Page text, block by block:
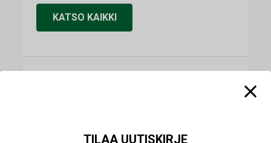
KATSO KAIKKI
käyttöön kiinteistöissä
TILAA UUTISKIRJE